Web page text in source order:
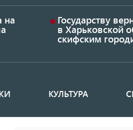
на Государству
в Харьковской
скифским
КУЛЬТУРА